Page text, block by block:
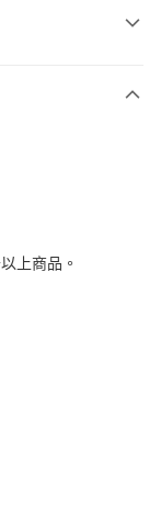
銀行
上商品。